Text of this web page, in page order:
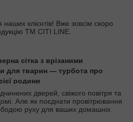
клієнтів! Вже зовсім скоро
ТМ CITI LINE.
сітка з врізаними
для тварин — турбота про
родини
дверей, свіжого повітря та
Але як поєднати провітрювання
руху для ваших домашніх